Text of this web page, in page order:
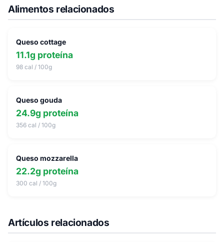
Alimentos relacionados
Queso cottage
11.1g proteína
98 cal / 100g
Queso gouda
24.9g proteína
356 cal / 100g
Queso mozzarella
22.2g proteína
300 cal / 100g
Artículos relacionados